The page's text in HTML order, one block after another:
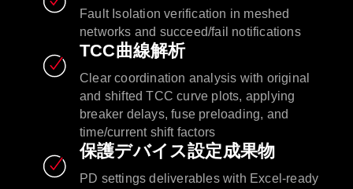
Fault Isolation verification in meshed
networks and succeed/fail notifications
TCC曲線解析
Clear coordination analysis with original
and shifted TCC curve plots, applying
breaker delays, fuse preloading, and
time/current shift factors
保護デバイス設定成果物
PD settings deliverables with Excel-ready